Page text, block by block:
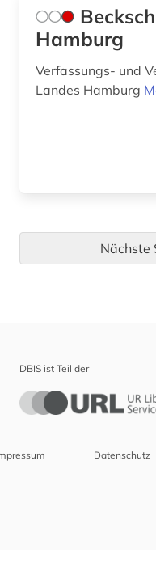
Hamburg
Verfassungs- und
Landes Hamburg
Nächste
DBIS ist Teil der
Datenschutz